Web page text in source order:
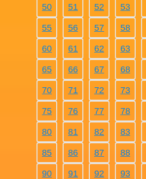
50 51 52 53
55 56 57 58
60 61 62 63
65 66 67 68
70 71 72 73
75 76 77 78
80 81 82 83
85 86 87 88
90 91 92 93